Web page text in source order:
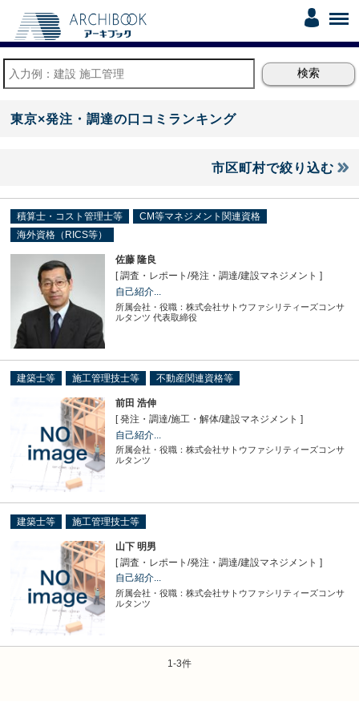
東京×発注・調達の口コミランキング
市区町村で絞り込む
積算士・コスト管理士等
CM等マネジメント関連資格
海外資格（RICS等）
佐藤 隆良
[ 調査・レポート /発注・調達/建設マネジメント ]
自己紹介...
所属会社・役職：株式会社サトウファシリティーズコンサ
ルタンツ 代表取締役
建築士等 施工管理技士等 不動産関連資格等
前田 浩伸
[ 発注・調達/施工・解体/建設マネジメント ]
自己紹介...
所属会社・役職：株式会社サトウファシリティーズコンサ
ルタンツ
建築士等 施工管理技士等
山下 明男
[ 調査・レポート /発注・調達/建設マネジメント ]
自己紹介...
所属会社・役職：株式会社サトウファシリティーズコンサ
ルタンツ
1-3件